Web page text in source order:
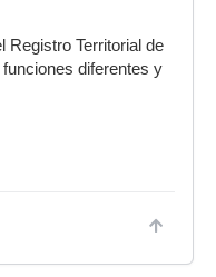
Registro Territorial de
diferentes y